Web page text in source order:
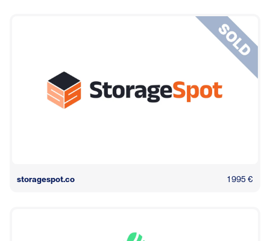
storagespot.co 1 995 €